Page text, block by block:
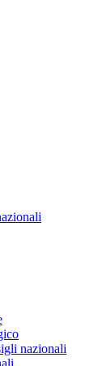
nazionali